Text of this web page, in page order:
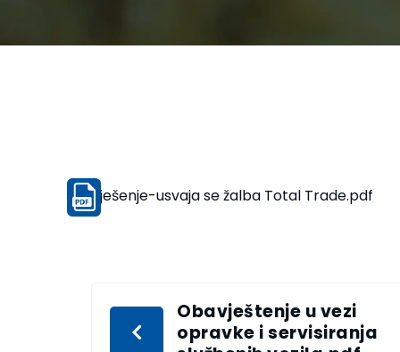
Rješenje-usvaja se žalba Total Trade.pdf
Obavještenje u vezi
opravke i servisiranja